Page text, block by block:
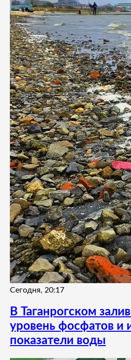
Сегодня, 20:17
В Таганрогском
уровень фосфатов и
показатели воды